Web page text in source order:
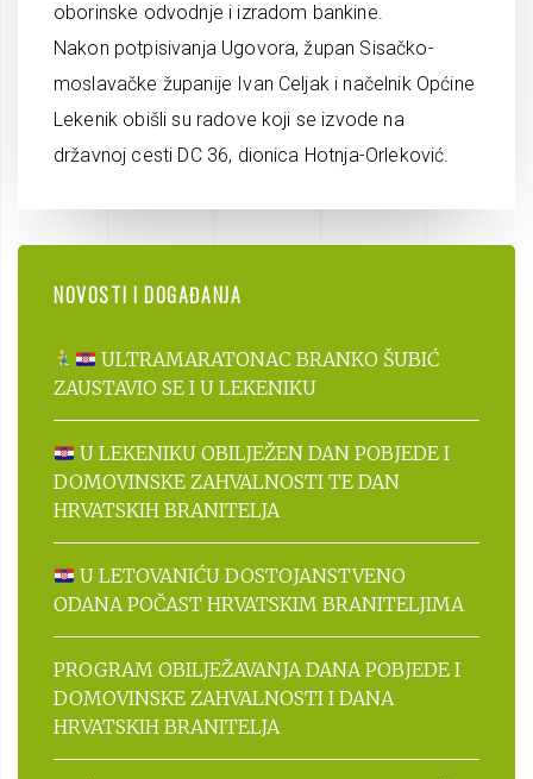
oborinske odvodnje i izradom bankine.
Nakon potpisivanja Ugovora, župan Sisačko-
moslavačke županije Ivan Celjak i načelnik Općine
Lekenik obišli su radove koji se izvode na
državnoj cesti DC 36, dionica Hotnja-Orleković.
NOVOSTI I DOGAĐANJA
ULTRAMARATONAC BRANKO ŠUBIĆ
ZAUSTAVIO SE I U LEKENIKU
U LEKENIKU OBILJEŽEN DAN POBJEDE I
DOMOVINSKE ZAHVALNOSTI TE DAN
HRVATSKIH BRANITELJA
U LETOVANIĆU DOSTOJANSTVENO
ODANA POČAST HRVATSKIM BRANITELJIMA
PROGRAM OBILJEŽAVANJA DANA POBJEDE I
DOMOVINSKE ZAHVALNOSTI I DANA
HRVATSKIH BRANITELJA